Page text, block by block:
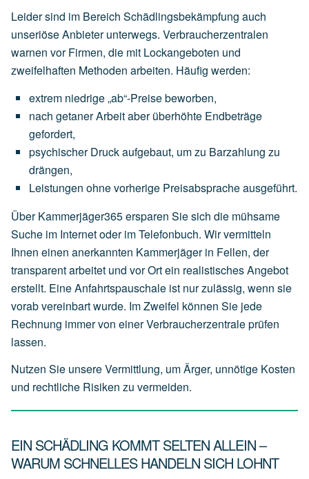
Leider sind im Bereich Schädlingsbekämpfung auch
unseriöse Anbieter unterwegs. Verbraucherzentralen
warnen vor Firmen, die mit Lockangeboten und
zweifelhaften Methoden arbeiten. Häufig werden:
extrem niedrige„ab“-Preisebeworben,
nach getanerArbeitaber überhöhte Endbeträge
gefordert,
psychischer Druckaufgebaut, umzu Barzahlung zu
drängen,
Leistungen ohnevorherige Preisabspracheausgeführt.
Über Kammerjäger365 ersparen Sie sich die mühsame
Suche im Internet oder im Telefonbuch. Wir vermitteln
Ihnen einen anerkannten Kammerjäger in Fellen, der
transparent arbeitet und vor Ort ein realistisches Angebot
erstellt. Eine Anfahrtspauschale ist nur zulässig, wenn sie
vorab vereinbart wurde. Im Zweifel können Sie jede
Rechnung immer von einer Verbraucherzentrale prüfen
lassen.
Nutzen Sie unsere Vermittlung, um Ärger, unnötige Kosten
und rechtliche Risiken zu vermeiden.
EIN SCHÄDLING KOMMT SELTEN ALLEIN –
WARUM SCHNELLES HANDELN SICH LOHNT